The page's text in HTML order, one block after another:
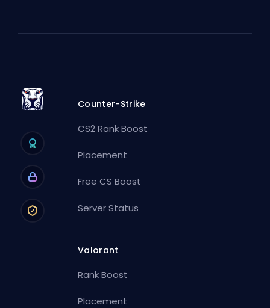
Counter-Strike
CS2 Rank Boost
Placement
Free CS Boost
Server Status
Valorant
Rank Boost
Placement